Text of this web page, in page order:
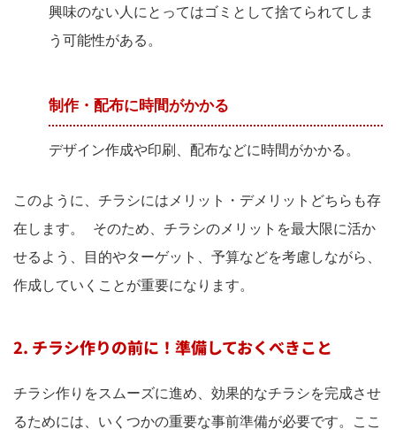
興味のない人にとってはゴミとして捨てられてしま
う可能性がある。
制作・配布に時間がかかる
デザイン作成や印刷、配布などに時間がかかる。
このように、チラシにはメリット・デメリットどちらも存
在します。 そのため、チラシのメリットを最大限に活か
せるよう、目的やターゲット、予算などを考慮しながら、
作成していくことが重要になります。
2. チラシ作りの前に！準備しておくべきこと
チラシ作りをスムーズに進め、効果的なチラシを完成させ
るためには、いくつかの重要な事前準備が必要です。ここ